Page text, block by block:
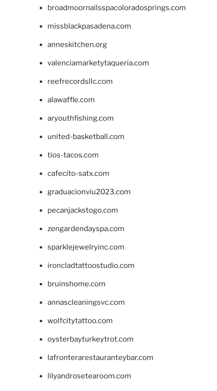
broadmoornailsspacoloradosprings.com
missblackpasadena.com
anneskitchen.org
valenciamarketytaqueria.com
reefrecordsllc.com
alawaffle.com
aryouthfishing.com
united-basketball.com
tios-tacos.com
cafecito-satx.com
graduacionviu2023.com
pecanjackstogo.com
zengardendayspa.com
sparklejewelryinc.com
ironcladtattoostudio.com
bruinshome.com
annascleaningsvc.com
wolfcitytattoo.com
oysterbayturkeytrot.com
lafronterarestauranteybar.com
lilyandrosetearoom.com